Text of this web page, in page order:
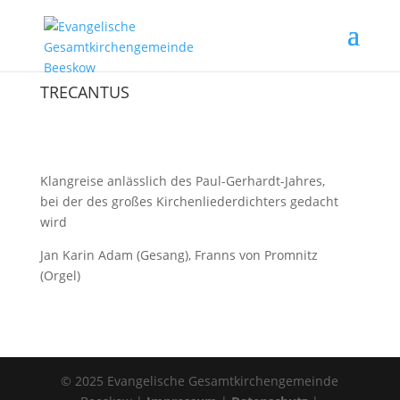
TRECANTUS
Klangreise anlässlich des Paul-Gerhardt-Jahres,
bei der des großes Kirchenliederdichters gedacht
wird
Jan Karin Adam (Gesang), Franns von Promnitz
(Orgel)
© 2025 Evangelische Gesamtkirchengemeinde